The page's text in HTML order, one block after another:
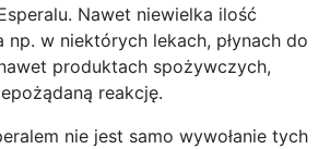
Nawet niewielka ilość
w niektórych lekach, płynach do
produktach spożywczych,
reakcję.
nie jest samo wywołanie tych